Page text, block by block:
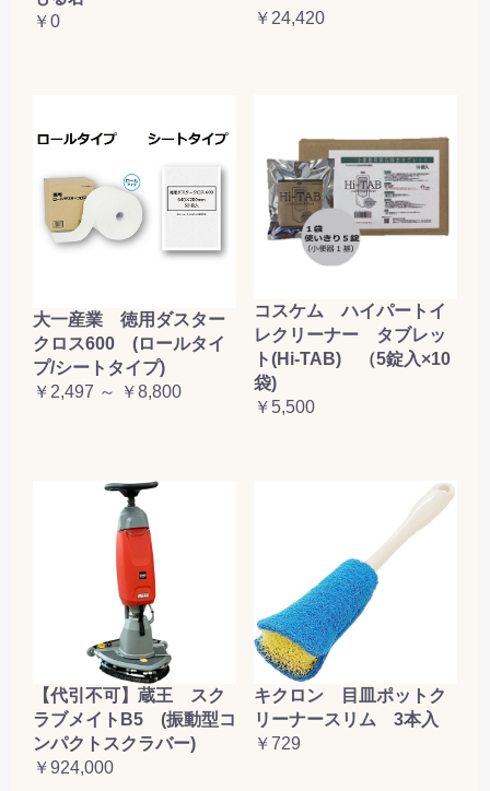
￥0
￥24,420
大一産業 徳用ダスター
クロス600 (ロールタイ
プ/シートタイプ)
￥2,497 ～ ￥8,800
コスケム ハイパートイ
レクリーナー タブレッ
ト(Hi-TAB) （5錠入×10
袋)
￥5,500
【代引不可】蔵王 スク
ラブメイトB5 (振動型コ
ンパクトスクラバー)
￥924,000
キクロン 目皿ポットク
リーナースリム 3本入
￥729